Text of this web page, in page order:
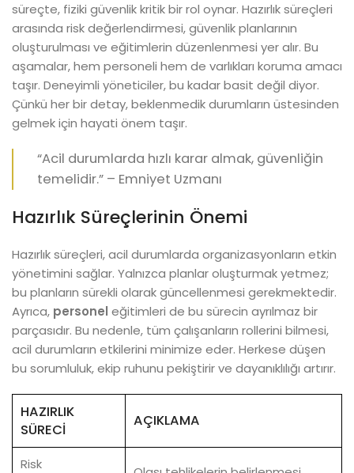
süreçte, fiziki güvenlik kritik bir rol oynar. Hazırlık süreçleri
arasında risk değerlendirmesi, güvenlik planlarının
oluşturulması ve eğitimlerin düzenlenmesi yer alır. Bu
aşamalar, hem personeli hem de varlıkları koruma amacı
taşır. Deneyimli yöneticiler, bu kadar basit değil diyor.
Çünkü her bir detay, beklenmedik durumların üstesinden
gelmek için hayati önem taşır.
“Acil durumlarda hızlı karar almak, güvenliğin
temelidir.” – Emniyet Uzmanı
Hazırlık Süreçlerinin Önemi
Hazırlık süreçleri, acil durumlarda organizasyonların etkin
yönetimini sağlar. Yalnızca planlar oluşturmak yetmez;
bu planların sürekli olarak güncellenmesi gerekmektedir.
Ayrıca, personel eğitimleri de bu sürecin ayrılmaz bir
parçasıdır. Bu nedenle, tüm çalışanların rollerini bilmesi,
acil durumların etkilerini minimize eder. Herkese düşen
bu sorumluluk, ekip ruhunu pekiştirir ve dayanıklılığı artırır.
HAZIRLIK
SÜRECI
AÇIKLAMA
Risk